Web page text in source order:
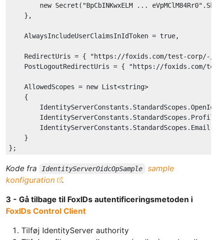
        new Secret(
"BpCbINKwxELM ... eVpMClM84Rr0"
    },
    AlwaysIncludeUserClaimsInIdToken =
true,
    RedirectUris = {
"https://foxids.com/test-corp/-/
    PostLogoutRedirectUris = {
"https://foxids.com/
    AllowedScopes = new List<string>
    {
        IdentityServerConstants.StandardScopes.Email,
    }
Kode fra IdentityServerOidcOpSample
sample
konfiguration
.
3 - Gå tilbage til FoxIDs autentificeringsmetoden i
FoxIDs Control Client
Tilføj IdentityServer authority